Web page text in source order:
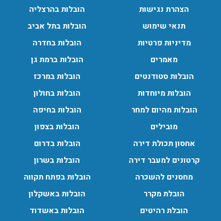
הובלות מנוף בפרדס חנה:
העברת פריטים כבדים עם מנוף בפרדס חנה ואפשרות הובלת
עודכן לאחרונה: 24/02/2026, 10:42
הצהרת נגישות
תנאי שימוש
מדיניות פרטיות
מאמרים
הובלות סטודנטים
הובלות מיוחדות
הובלות מהיום למחר
מובילים
אחסון תכולת דירה
קרטונים למעבר דירה
מחסנים להשכרה
הובלת מקרר
הובלת רהיטים
הובלות בהרצליה
הובלות בתל אביב
הובלות בחדרה
הובלות ברמת גן
הובלות במרכז
הובלות בחולון
הובלות בחיפה
הובלות בצפון
הובלות בדרום
הובלות בשרון
הובלות בפתח תקווה
הובלות באשקלון
הובלות באשדוד